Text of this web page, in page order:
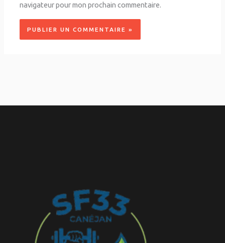
navigateur pour mon prochain commentaire.